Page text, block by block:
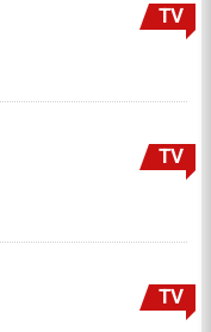
TV
TV
TV